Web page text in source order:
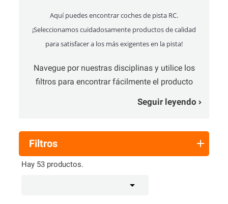
Aquí puedes encontrar coches de pista RC.
¡Seleccionamos cuidadosamente productos de calidad
para satisfacer a los más exigentes en la pista!
Navegue por nuestras disciplinas y utilice los
filtros para encontrar fácilmente el producto
Seguir leyendo
Filtros
Hay 53 productos.
